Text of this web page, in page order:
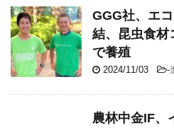
GGG社、エ
結、昆虫食材
で養殖
2024/11/03 -
農林中金IF、